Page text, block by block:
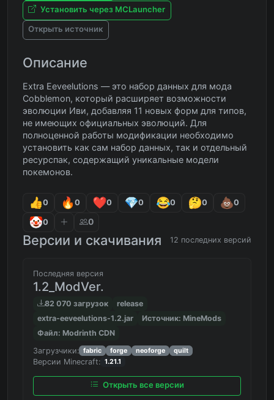
Установить через MCLauncher
Открыть источник
Описание
Extra Eeveelutions — это набор данных для мода
Cobblemon, который расширяет возможности
эволюции Иви, добавляя 11 новых форм для типов,
не имеющих официальных эволюций. Для
полноценной работы модификации необходимо
установить как сам набор данных, так и отдельный
ресурспак, содержащий уникальные модели
покемонов.
0 0 0 0 0 0 0
0 0
Версии и скачивания 12 последних версий
Последняя версия
1.2_ModVer.
82 070 загрузок
release
extra-eeveelutions-1.2.jar
Источник: MineMods
Файл: Modrinth CDN
Загрузчики: fabric forge neoforge quilt
Версии Minecraft: 1.21.1
Открыть все версии